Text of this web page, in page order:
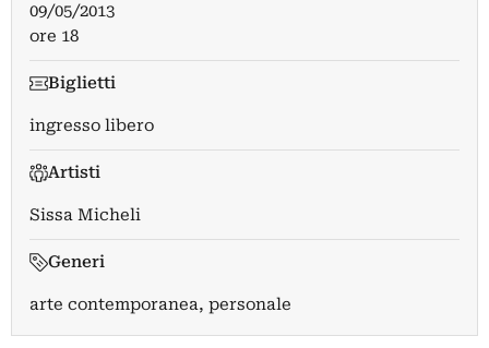
09/05/2013
ore 18
Biglietti
ingresso libero
Artisti
Sissa Micheli
Generi
arte contemporanea, personale